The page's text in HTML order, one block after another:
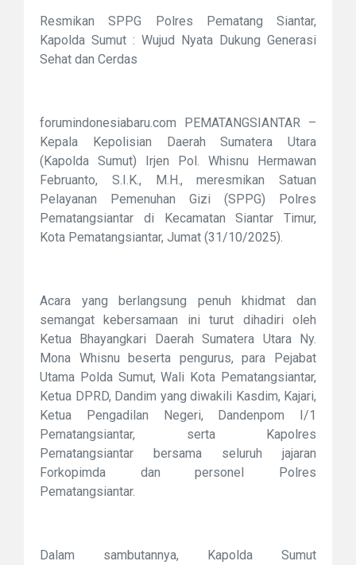
Resmikan SPPG Polres Pematang Siantar,
Kapolda Sumut : Wujud Nyata Dukung Generasi
Sehat dan Cerdas
forumindonesiabaru.com PEMATANGSIANTAR –
Kepala Kepolisian Daerah Sumatera Utara
(Kapolda Sumut) Irjen Pol. Whisnu Hermawan
Februanto, S.I.K., M.H., meresmikan Satuan
Pelayanan Pemenuhan Gizi (SPPG) Polres
Pematangsiantar di Kecamatan Siantar Timur,
Kota Pematangsiantar, Jumat (31/10/2025).
Acara yang berlangsung penuh khidmat dan
semangat kebersamaan ini turut dihadiri oleh
Ketua Bhayangkari Daerah Sumatera Utara Ny.
Mona Whisnu beserta pengurus, para Pejabat
Utama Polda Sumut, Wali Kota Pematangsiantar,
Ketua DPRD, Dandim yang diwakili Kasdim, Kajari,
Ketua Pengadilan Negeri, Dandenpom I/1
Pematangsiantar, serta Kapolres
Pematangsiantar bersama seluruh jajaran
Forkopimda dan personel Polres
Pematangsiantar.
Dalam sambutannya, Kapolda Sumut